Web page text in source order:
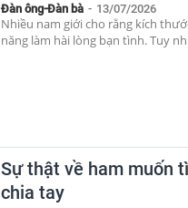
Đàn ông-Đàn bà - 13/07/2026
Nhiều nam giới cho rằng kích
năng làm hài lòng bạn tình. Tuy
Sự thật về ham muốn
chia tay